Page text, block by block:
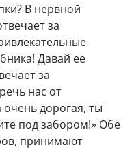
В нервной
за
Давай ее
за
нас от
очень дорогая, ты
под забором!» Обе
принимают